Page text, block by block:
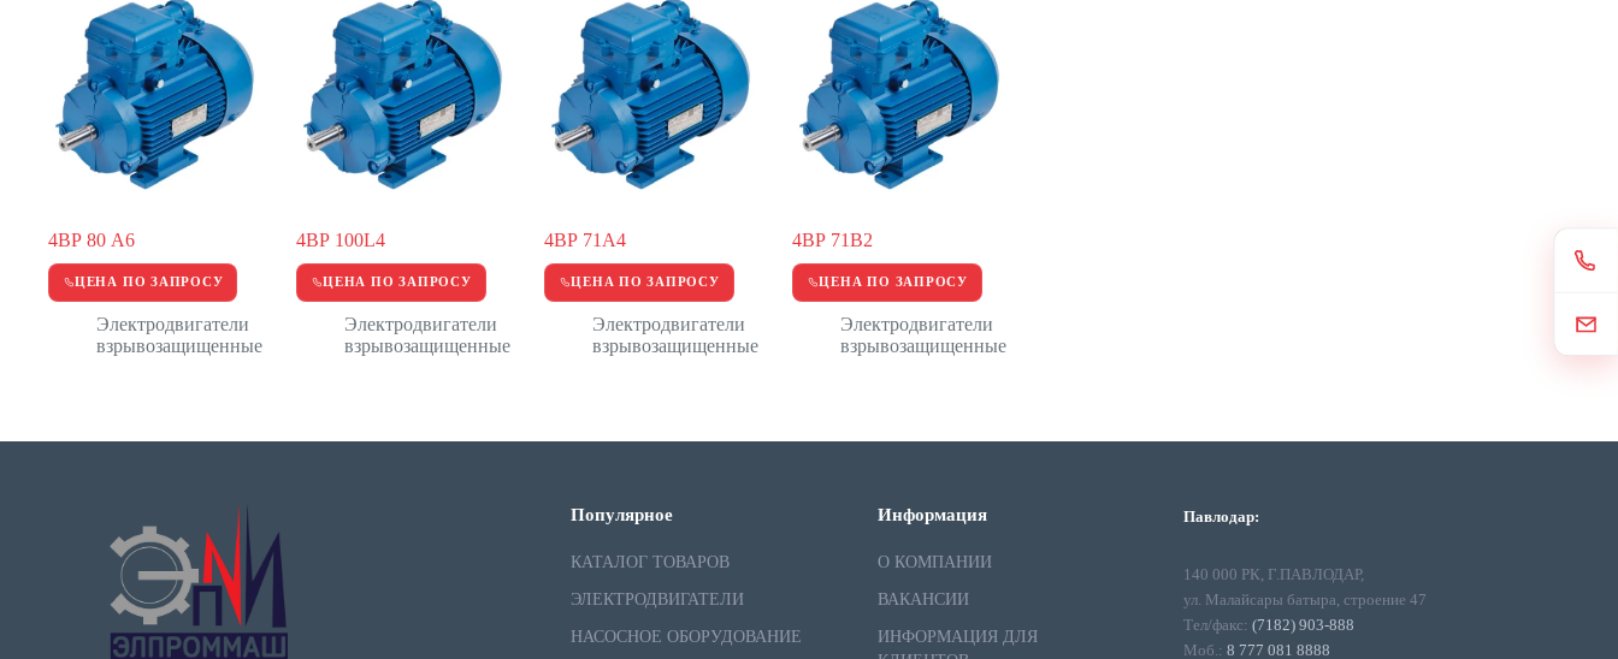
4ВР 80 А6
ЦЕНА ПО ЗАПРОСУ
Электродвигатели
взрывозащищенные
4ВР 100L4
ЦЕНА ПО ЗАПРОСУ
Электродвигатели
взрывозащищенные
4ВР 71А4
ЦЕНА ПО ЗАПРОСУ
Электродвигатели
взрывозащищенные
4ВР 71В2
ЦЕНА ПО ЗАПРОСУ
Электродвигатели
взрывозащищенные
Популярное
КАТАЛОГ ТОВАРОВ
ЭЛЕКТРОДВИГАТЕЛИ
НАСОСНОЕ ОБОРУДОВАНИЕ
Информация
О КОМПАНИИ
ВАКАНСИИ
ИНФОРМАЦИЯ ДЛЯ
Павлодар:
140 000 РК, Г.ПАВЛОДАР,
ул. Малайсары батыра, строение 47
Тел/факс: (7182) 903-888
Моб.: 8 777 081 8888